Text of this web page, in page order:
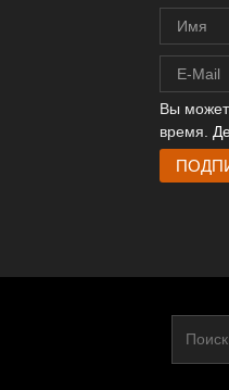
Вы
время.